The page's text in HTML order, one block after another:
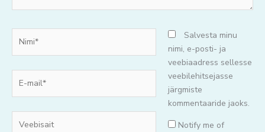
mail*
Salvesta minu
nimi, e-posti- ja
veebiaadress sellesse
veebilehitsejasse
järgmiste
kommentaaride jaoks.
Notify me of